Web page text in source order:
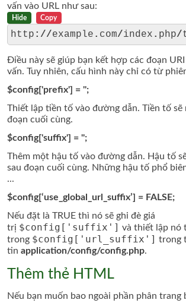
vấn vào URL như sau:
Hide Copy
http ://example . com/index . php/
Điều này sẽ giúp bạn kết hợp các đoạn
vấn. Tuy nhiên, cấu hình này chỉ có từ
$config['prefix'] = '';
Thiết lập tiền tố vào đường dẫn. Tiền tố sẽ
đoạn cuối cùng.
$config['suffix'] = '';
Thêm một hậu tố vào đường dẫn. Hậu tố
sau đoạn cuối cùng. Những hậu tố phổ
...
$config[‘use_global_url_suffix’] = FALSE;
Nếu đặt là TRUE thì nó sẽ ghi đè giá
trị $config['suffix'] và thiết lập nó
trong $config['url_suffix'] trong
tin application/config/config.php.
Thêm thẻ HTML
Nếu bạn muốn bao ngoài phần phân trang